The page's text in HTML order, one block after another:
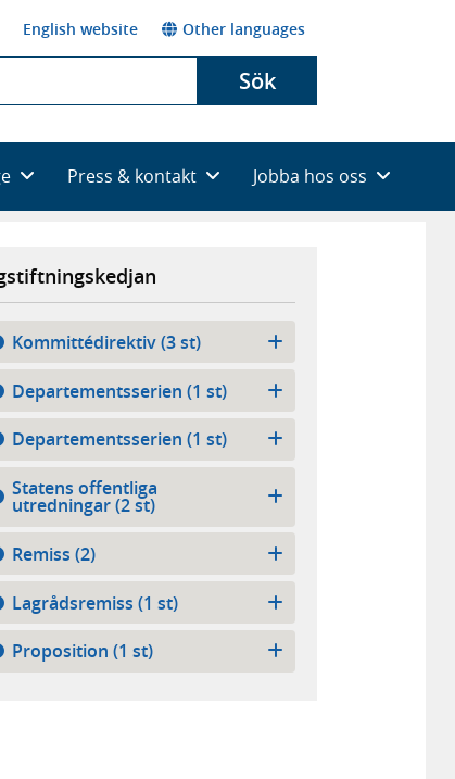
English website Other languages
Sök
Press & kontakt Jobba hos oss
Kommittédirektiv (3 st)
Departementsserien (1 st)
Departementsserien (1 st)
Statens offentliga
utredningar (2 st)
Remiss (2)
Lagrådsremiss (1 st)
Proposition (1 st)